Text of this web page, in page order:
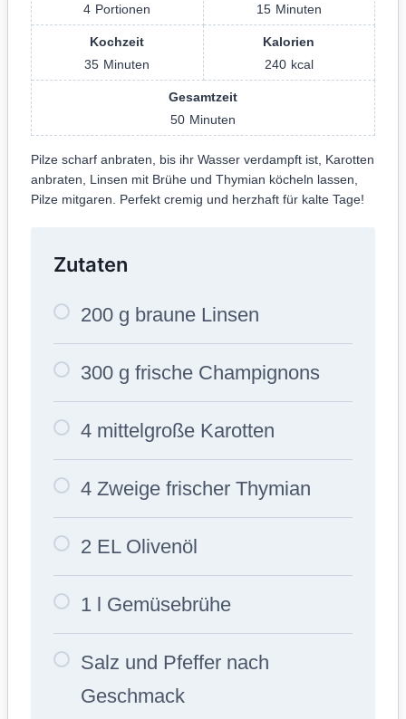
4 Portionen
15 Minuten
Kochzeit
35 Minuten
Kalorien
240 kcal
Gesamtzeit
50 Minuten
Pilze scharf anbraten, bis ihr Wasser verdampft ist, Karotten
anbraten, Linsen mit Brühe und Thymian köcheln lassen,
Pilze mitgaren. Perfekt cremig und herzhaft für kalte Tage!
Zutaten
200 g braune Linsen
300 g frische Champignons
4 mittelgroße Karotten
4 Zweige frischer Thymian
2 EL Olivenöl
1 l Gemüsebrühe
Salz und Pfeffer nach
Geschmack